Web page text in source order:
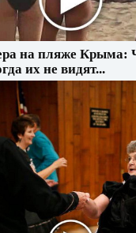
на пляже Крыма:
их не видят...